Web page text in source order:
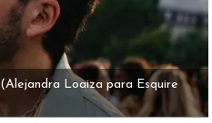
(Alejandra Loaiza para Esquire